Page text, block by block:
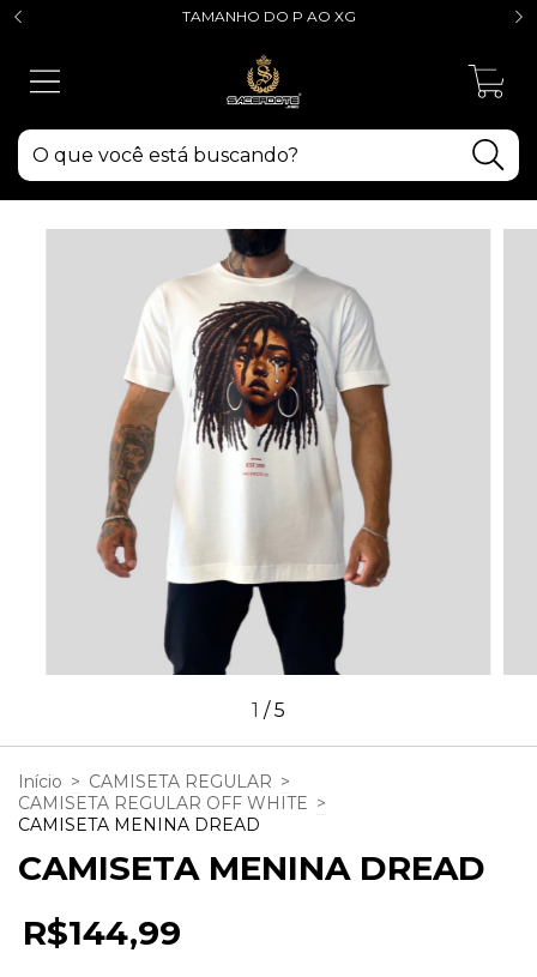
TAMANHO DO P AO XG
1 /5
Início > CAMISETA REGULAR >
CAMISETA REGULAR OFF WHITE >
CAMISETA MENINA DREAD
CAMISETA MENINA DREAD
R$144,99